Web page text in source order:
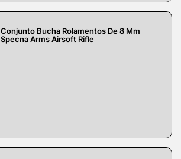
Conjunto Bucha Rolamentos De 8 Mm
Specna Arms Airsoft Rifle